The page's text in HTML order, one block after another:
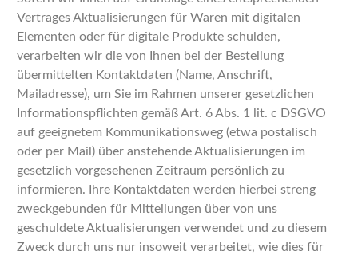
Vertrages Aktualisierungen für Waren mit digitalen
Elementen oder für digitale Produkte schulden,
verarbeiten wir die von Ihnen bei der Bestellung
übermittelten Kontaktdaten (Name, Anschrift,
Mailadresse), um Sie im Rahmen unserer gesetzlichen
Informationspflichten gemäß Art. 6 Abs. 1 lit. c DSGVO
auf geeignetem Kommunikationsweg (etwa postalisch
oder per Mail) über anstehende Aktualisierungen im
gesetzlich vorgesehenen Zeitraum persönlich zu
informieren. Ihre Kontaktdaten werden hierbei streng
zweckgebunden für Mitteilungen über von uns
geschuldete Aktualisierungen verwendet und zu diesem
Zweck durch uns nur insoweit verarbeitet, wie dies für